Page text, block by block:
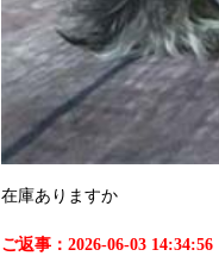
在庫ありますか
ご返事：2026-06-03 14:34:56